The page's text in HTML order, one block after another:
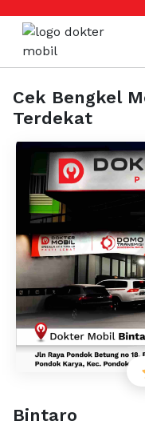
Cek Bengkel
Terdekat
Bintaro